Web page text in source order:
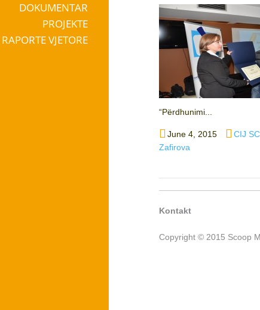
DOKUMENTAR
PROJEKTE
RAPORTE VJETORE
“Përdhunimi...
Posted
on
June 4, 2015 Author
CIJ
Zafirova
Kontakt
Copyright © 2015 Scoop